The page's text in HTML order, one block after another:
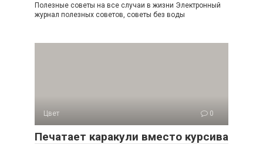
Полезные советы на все случаи в жизни Электронный
журнал полезных советов, советы без воды
Цвет 0
Печатает каракули вместо курсива